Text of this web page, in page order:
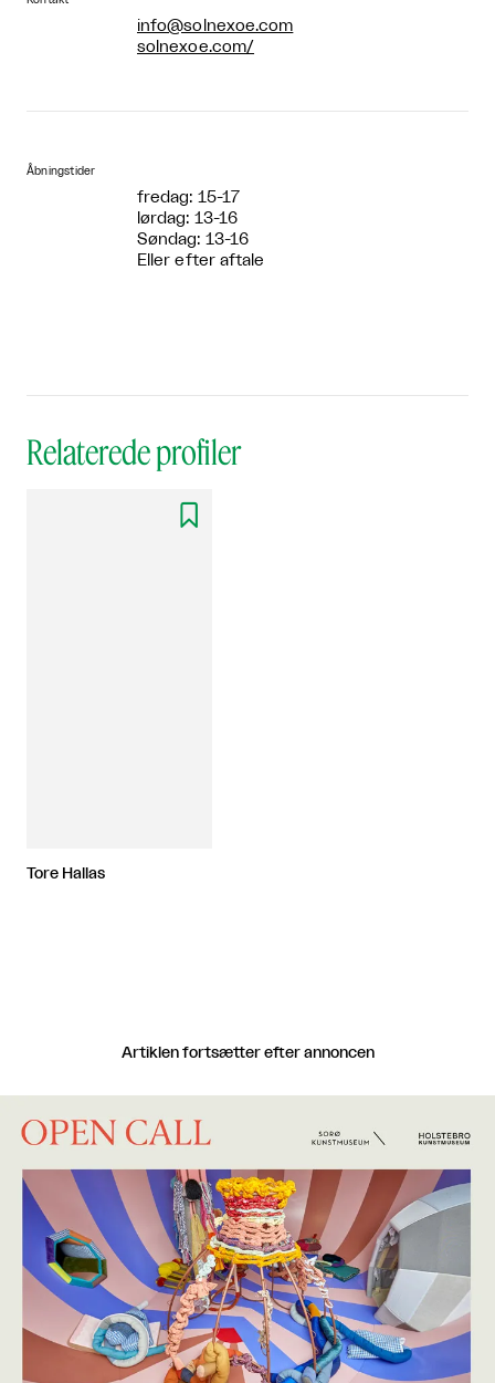
info@solnexoe.com
solnexoe.com/
Åbningstider
fredag: 15-17
lørdag: 13-16
Søndag: 13-16
Eller efter aftale
Relaterede profiler

Tore Hallas
Artiklen fortsætter efter annoncen